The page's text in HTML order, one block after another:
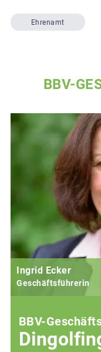
Ehrenamt
BBV-
Ingrid Ecker
Geschäftsführerin
BBV-